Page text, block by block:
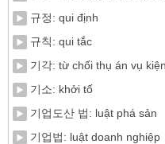
규정: qui định
규칙: qui tắc
기각: từ chối thụ án vụ kiện
기소: khởi tố
기업도산 법: luật phá sản
기업법: luật doanh nghiệp